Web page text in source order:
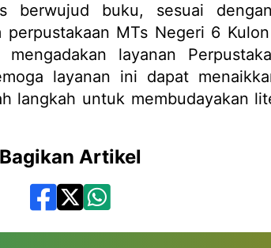
berwujud buku, sesuai
MTs Negeri 6
layanan
layanan ini dapat
langkah untuk membudayakan
Bagikan Artikel